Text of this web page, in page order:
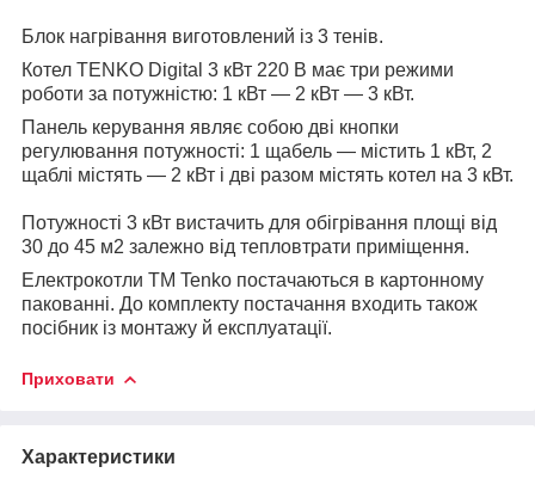
Блок нагрівання виготовлений із 3 тенів.
Котел TENKO Digital 3 кВт 220 В має три режими
роботи за потужністю: 1 кВт — 2 кВт — 3 кВт.
Панель керування являє собою дві кнопки
регулювання потужності: 1 щабель — містить 1 кВт, 2
щаблі містять — 2 кВт і дві разом містять котел на 3 кВт.
Потужності 3 кВт вистачить для обігрівання площі від
30 до 45 м2 залежно від тепловтрати приміщення.
Електрокотли ТМ Tenko постачаються в картонному
пакованні. До комплекту постачання входить також
посібник із монтажу й експлуатації.
Приховати
Характеристики